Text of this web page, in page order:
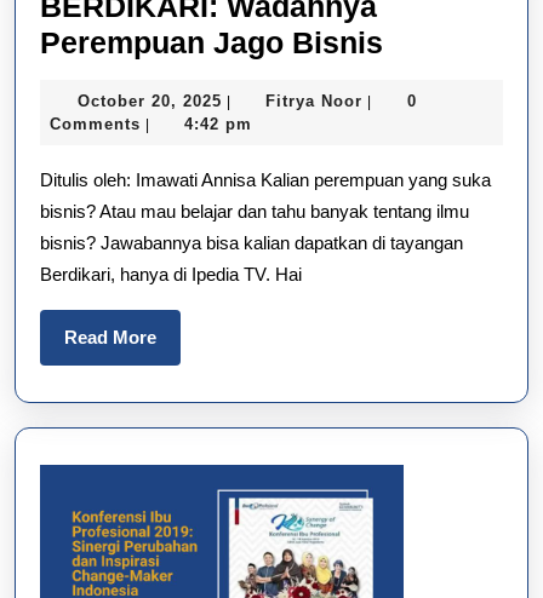
Perempuan Jago Bisnis
Bisnis
October 20, 2025 October
20,
| Fitrya Noor Fitrya
|
0
Comments | 4:42 pm
Ditulis oleh: Imawati Annisa Kalian perempuan yang suka
bisnis? Atau mau belajar dan tahu banyak tentang ilmu
bisnis? Jawabannya bisa kalian dapatkan di tayangan
Berdikari, hanya di Ipedia TV. Hai
Read MoreRead
More